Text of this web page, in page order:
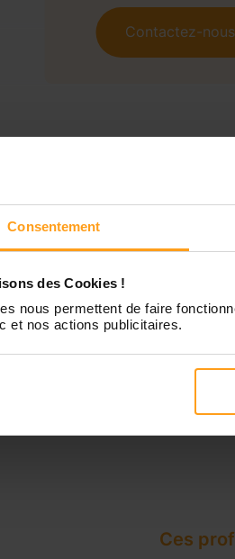
Consentement
des Cookies !
nous permettent de faire
et nos actions publicitaires.
Contactez-nous
Ces